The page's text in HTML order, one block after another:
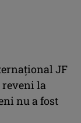
JF
reveni la
nu a fost